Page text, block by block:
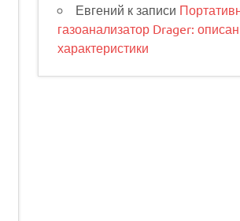
Евгений к записи
газоанализатор Drager:
характеристики